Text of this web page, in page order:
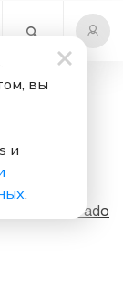
бесплатно
DJ Dado
вы
и
.